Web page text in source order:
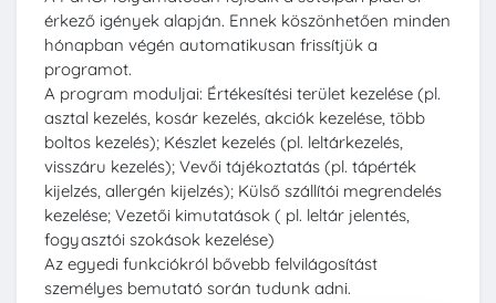
érkező igények alapján. Ennek köszönhetően minden
hónapban végén automatikusan frissítjük a
programot.
A program moduljai: Értékesítési terület kezelése (pl.
asztal kezelés, kosár kezelés, akciók kezelése, több
boltos kezelés); Készlet kezelés (pl. leltárkezelés,
visszáru kezelés); Vevői tájékoztatás (pl. tápérték
kijelzés, allergén kijelzés); Külső szállítói megrendelés
kezelése; Vezetői kimutatások ( pl. leltár jelentés,
fogyasztói szokások kezelése)
Az egyedi funkciókról bővebb felvilágosítást
személyes bemutató során tudunk adni.